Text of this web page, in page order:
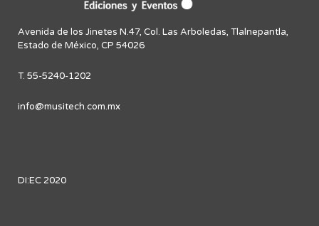
Avenida de los Jinetes N.47, Col. Las Arboledas, Tlalnepantla,
Estado de México, CP 54026
T. 55-5240-1202
info@musitech.com.mx
DI:EC 2020